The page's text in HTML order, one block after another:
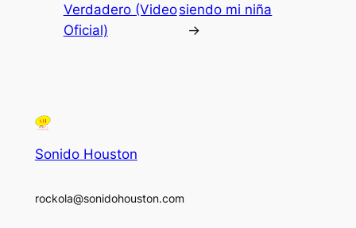
Verdadero (Video
Oficial)
siendo mi niña
→
Sonido Houston
rockola@sonidohouston.com